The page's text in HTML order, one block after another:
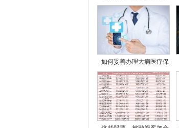
如何妥善办理大病医疗保